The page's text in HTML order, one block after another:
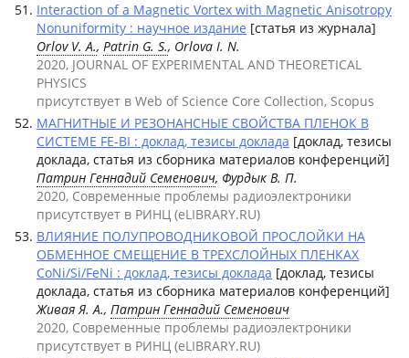
Interaction of a Magnetic Vortex with Magnetic Anisotropy
Nonuniformity : научное издание [статья из журнала]
Orlov V. A., Patrin G. S., Orlova I. N.
2020, JOURNAL OF EXPERIMENTAL AND THEORETICAL
PHYSICS
присутствует в Web of Science Core Collection, Scopus
МАГНИТНЫЕ И РЕЗОНАНСНЫЕ СВОЙСТВА ПЛЕНОК В
СИСТЕМЕ FE-BI : доклад, тезисы доклада [доклад, тезисы
доклада, статья из сборника материалов конференций]
Патрин Геннадий Семенович, Фурдык В. П.
2020, Современные проблемы радиоэлектроники
присутствует в РИНЦ (eLIBRARY.RU)
ВЛИЯНИЕ ПОЛУПРОВОДНИКОВОЙ ПРОСЛОЙКИ НА
ОБМЕННОЕ СМЕЩЕНИЕ В ТРЕХСЛОЙНЫХ ПЛЕНКАХ
CoNi/Si/FeNi : доклад, тезисы доклада [доклад, тезисы
доклада, статья из сборника материалов конференций]
Живая Я. А., Патрин Геннадий Семенович
2020, Современные проблемы радиоэлектроники
присутствует в РИНЦ (eLIBRARY.RU)